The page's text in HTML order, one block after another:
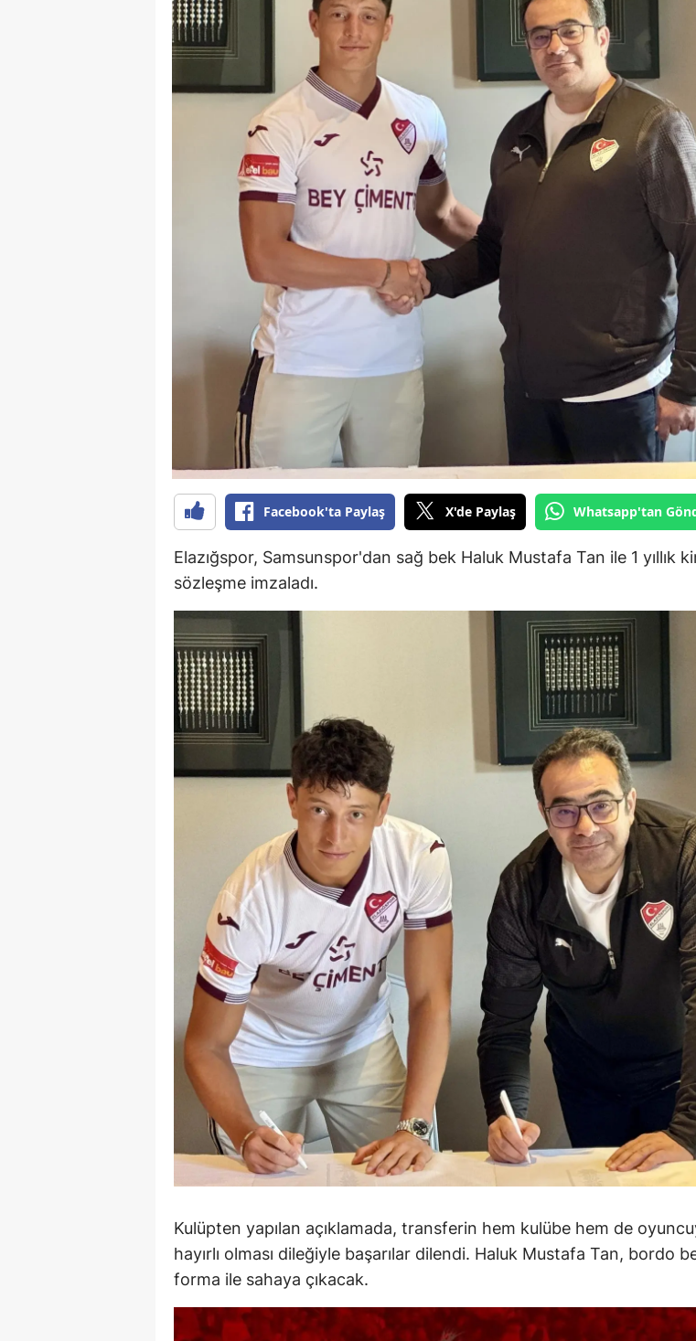
Bitlis
Bolu
Burdur
Bursa
Çanakkale
Çankırı
Çorum
Denizli
Diyarbakır
Edirne
Elazığ
Erzincan
Mersin
İstanbul
İzmir
Kastamonu
Kayseri
Kırklareli
Kırşehir
Kocaeli
Konya
Kütahya
Malatya
Kahramanmaraş
Facebook'ta Paylaş X'de Paylaş Whatsapp'tan
Elazığspor, Samsunspor'dan sağ bek Haluk Mustafa Tan ile 1 yıllık
sözleşme imzaladı.
Kulüpten yapılan açıklamada, transferin hem kulübe hem de
hayırlı olması dileğiyle başarılar dilendi. Haluk Mustafa Tan, bordo
forma ile sahaya çıkacak.